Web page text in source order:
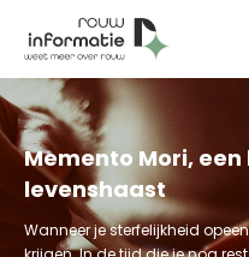
Memento Mori,
levenshaast
Wanneer je sterfelijkheid